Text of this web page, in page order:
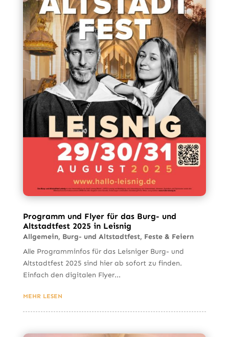
Programm und Flyer für das Burg- und
Altstadtfest 2025 in Leisnig
Allgemein, Burg- und Altstadtfest, Feste & Feiern
Alle Programminfos für das Leisniger Burg- und
Altstadtfest 2025 sind hier ab sofort zu finden.
Einfach den digitalen Flyer...
MEHR LESEN